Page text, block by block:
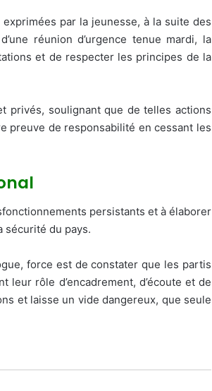
par la jeunesse, à la suite des
réunion d’urgence tenue mardi, la
et de respecter les principes de la
privés, soulignant que de telles actions
preuve de responsabilité en cessant les
persistants et à élaborer
sécurité du pays.
force est de constater que les partis
leur rôle d’encadrement, d’écoute et de
et laisse un vide dangereux, que seule